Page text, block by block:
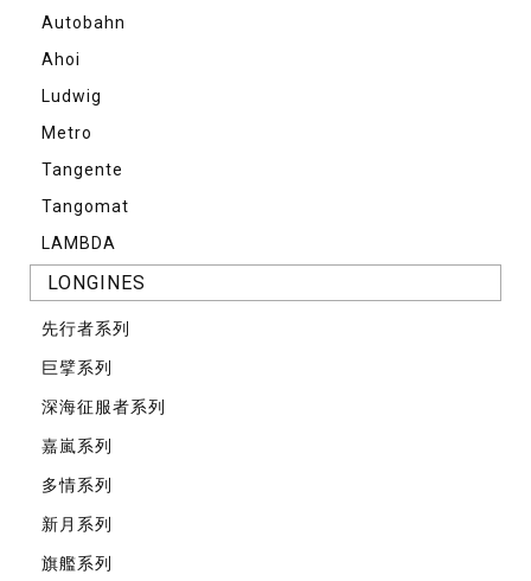
Autobahn
Ahoi
Ludwig
Metro
Tangente
Tangomat
LAMBDA
LONGINES
先⾏者系列
巨擘系列
深海征服者系列
嘉嵐系列
多情系列
新月系列
旗艦系列